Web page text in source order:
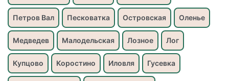
Петров Вал Песковатка Островская Оленье
Медведев Малодельская Лозное Лог
Купцово Коростино Иловля Гусевка